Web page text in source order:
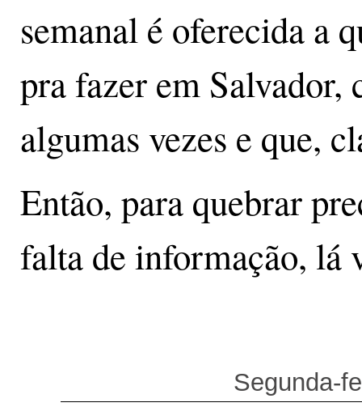
semanal é oferecida a
pra fazer em Salvador,
algumas vezes e que,
Então, para quebrar
falta de informação, lá
Segunda-